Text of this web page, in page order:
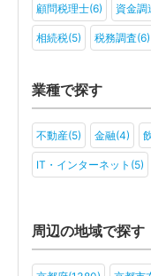
顧問税理士(6) 資金調
相続税(5) 税務調査(6)
業種で探す
不動産(5) 金融(4)
IT・インターネット(5)
アミューズメント・レジ
医療法人(3) ＮＰＯ
周辺の地域で探す